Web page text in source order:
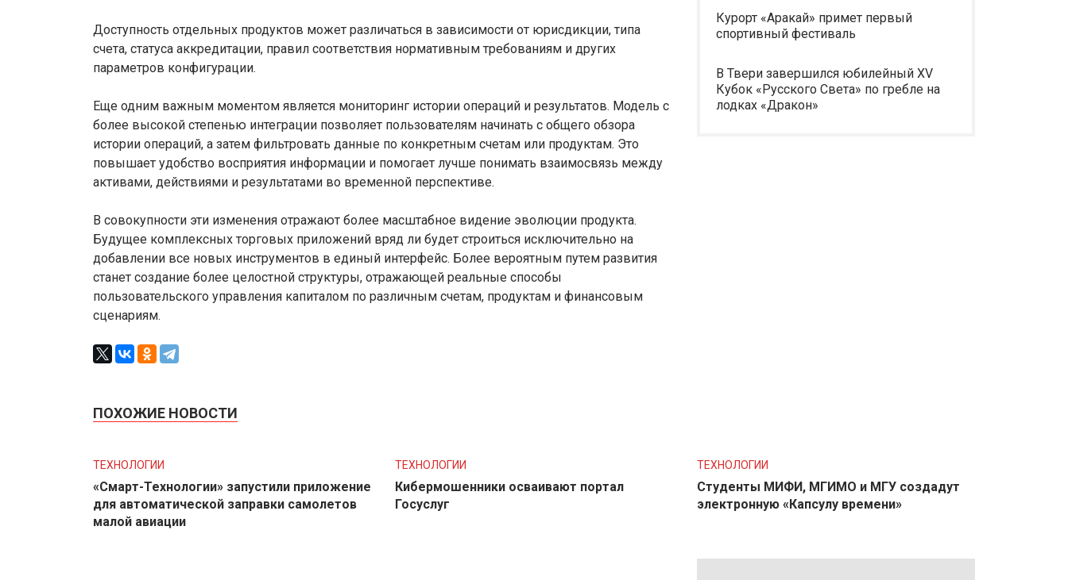
Доступность отдельных продуктов может различаться в зависимости от юрисдикции, типа
счета, статуса аккредитации, правил соответствия нормативным требованиям и других
параметров конфигурации.
Еще одним важным моментом является мониторинг истории операций и результатов. Модель с
более высокой степенью интеграции позволяет пользователям начинать с общего обзора
истории операций, а затем фильтровать данные по конкретным счетам или продуктам. Это
повышает удобство восприятия информации и помогает лучше понимать взаимосвязь между
активами, действиями и результатами во временной перспективе.
В совокупности эти изменения отражают более масштабное видение эволюции продукта.
Будущее комплексных торговых приложений вряд ли будет строиться исключительно на
добавлении все новых инструментов в единый интерфейс. Более вероятным путем развития
станет создание более целостной структуры, отражающей реальные способы
пользовательского управления капиталом по различным счетам, продуктам и финансовым
сценариям.
Курорт «Аракай» примет первый
спортивный фестиваль
В Твери завершился юбилейный XV
Кубок «Русского Света» по гребле на
лодках «Дракон»
ПОХОЖИЕ НОВОСТИ
ТЕХНОЛОГИИ
«Смарт-Технологии» запустили приложение
для автоматической заправки самолетов
малой авиации
ТЕХНОЛОГИИ
Кибермошенники осваивают портал
Госуслуг
ТЕХНОЛОГИИ
Студенты МИФИ, МГИМО и МГУ создадут
электронную «Капсулу времени»